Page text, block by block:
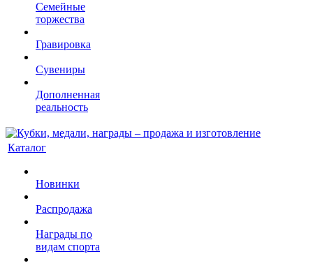
Семейные
торжества
Гравировка
Сувениры
Дополненная
реальность
Каталог
Новинки
Распродажа
Награды по
видам спорта